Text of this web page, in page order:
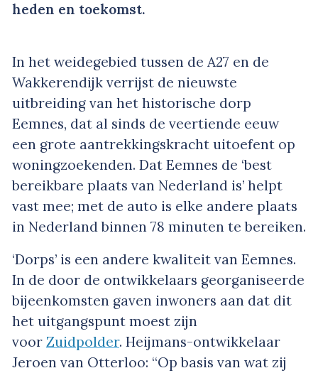
heden en toekomst.
In het weidegebied tussen de A27 en de
Wakkerendijk verrijst de nieuwste
uitbreiding van het historische dorp
Eemnes, dat al sinds de veertiende eeuw
een grote aantrekkingskracht uitoefent op
woningzoekenden. Dat Eemnes de ‘best
bereikbare plaats van Nederland is’ helpt
vast mee; met de auto is elke andere plaats
in Nederland binnen 78 minuten te bereiken.
‘Dorps’ is een andere kwaliteit van Eemnes.
In de door de ontwikkelaars georganiseerde
bijeenkomsten gaven inwoners aan dat dit
het uitgangspunt moest zijn
voor Zuidpolder. Heijmans-ontwikkelaar
Jeroen van Otterloo: “Op basis van wat zij